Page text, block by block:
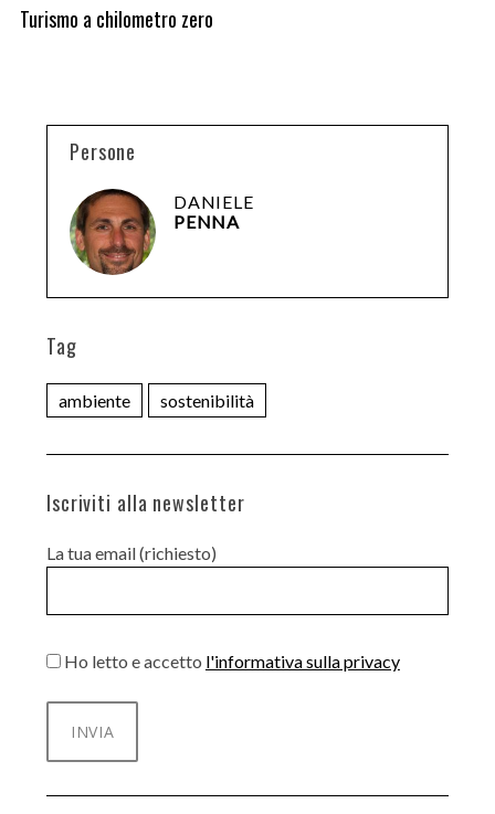
Turismo a chilometro zero
Persone
DANIELE
PENNA
Tag
ambiente sostenibilità
Iscriviti alla newsletter
La tua email (richiesto)
Ho letto e accetto l'informativa sulla privacy